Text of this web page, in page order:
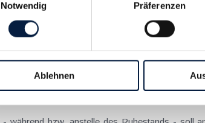
Notwendig
Präferenzen
Ablehnen
aus Juni 2023 hätte bereits bis 7. Juni 2026 in österreichisches Recht
Wenngleich dies in Österreich noch nicht
wird steuerlich vorteilhaft